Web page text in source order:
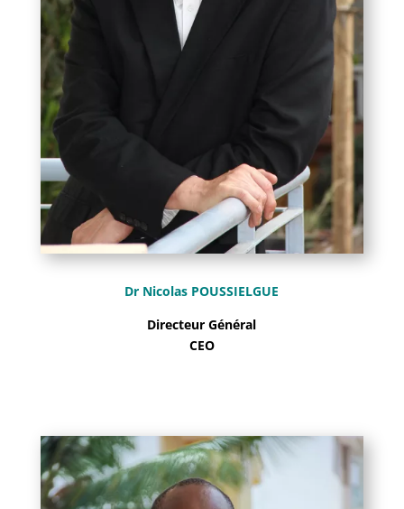
Dr Nicolas POUSSIELGUE
Directeur Général
CEO